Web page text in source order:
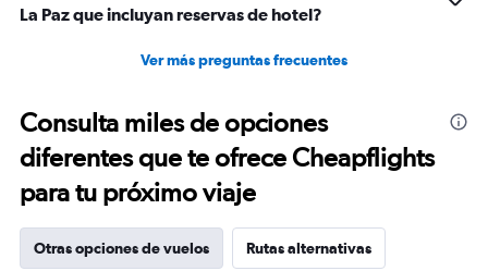
La Paz que incluyan reservas de hotel?
Ver más preguntas frecuentes
Consulta miles de opciones
diferentes que te ofrece Cheapflights
para tu próximo viaje
Otras opciones de vuelos Rutas alternativas